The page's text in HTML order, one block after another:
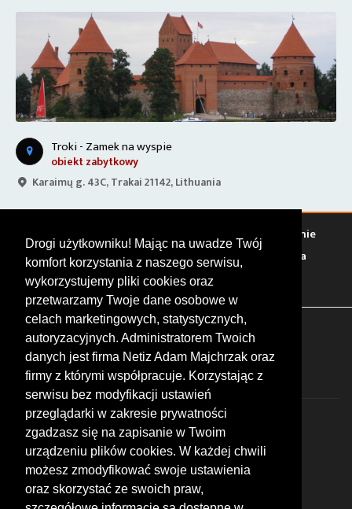
Drogi użytkowniku! Mając na uwadze Twój
komfort korzystania z naszego serwisu,
wykorzystujemy pliki cookies oraz
przetwarzamy Twoje dane osobowe w
celach marketingowych, statystycznych,
autoryzacyjnych. Administratorem Twoich
danych jest firma Netiz Adam Majchrzak oraz
firmy z którymi współpracuje. Korzystając z
serwisu bez modyfikacji ustawień
przeglądarki w zakresie prywatności
zgadzasz się na zapisanie w Twoim
urządzeniu plików cookies. W każdej chwili
możesz zmodyfikować swoje ustawienia
oraz skorzystać ze swoich praw,
Troki - Zamek na wyspie
obiekt zabytkowy
Karaimų g. 43C, Trakai 21142, Lithuania
Warto zobaczyć Serwisy Stacje paliw
Jedzenie
Bary Zakwaterowanie Tory Zloty Rajdy
Spotkania
Targi Giełdy Szkolenia
FOLLOW US
© 2026 by MotoWhizzer.com
All rights reserved.